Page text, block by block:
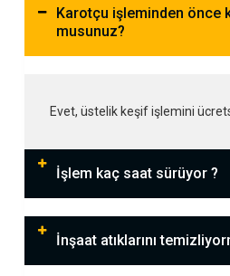
Karotçu işleminden önce
musunuz?
Evet, üstelik keşif işlemini
İşlem kaç saat sürüyor ?
İnşaat atıklarını